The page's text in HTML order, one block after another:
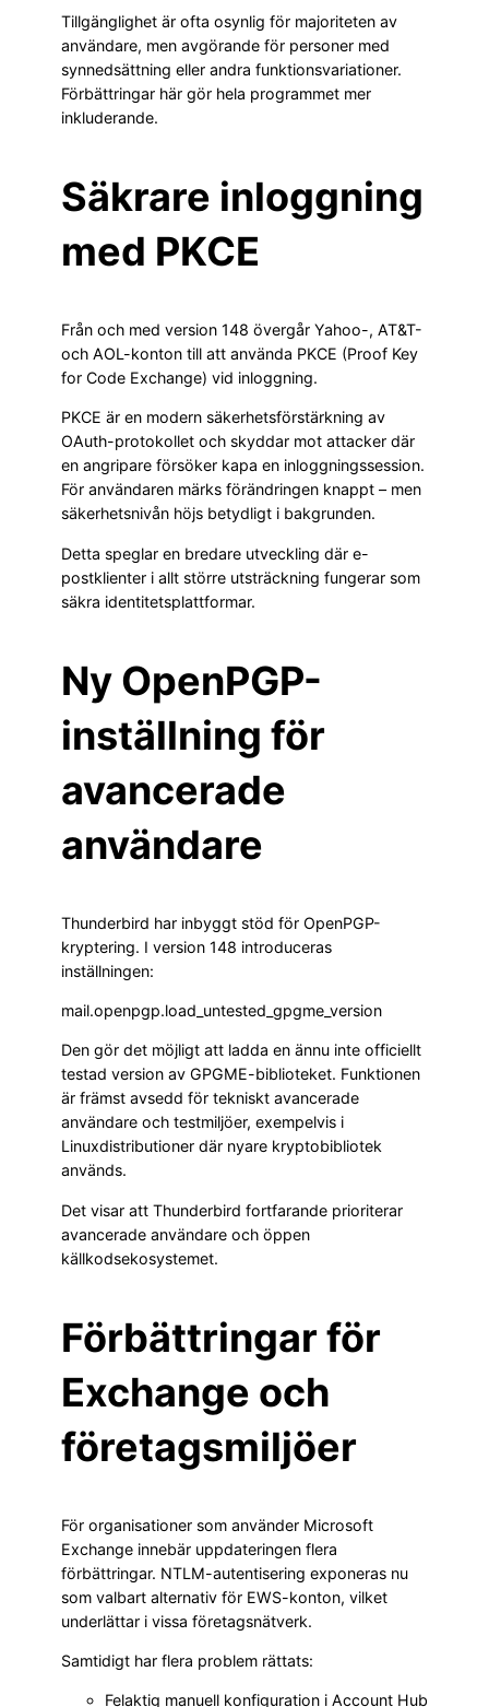
Tillgänglighet är ofta osynlig för majoriteten av
användare, men avgörande för personer med
synnedsättning eller andra funktionsvariationer.
Förbättringar här gör hela programmet mer
inkluderande.
Säkrare inloggning
med PKCE
Från och med version 148 övergår Yahoo-, AT&T-
och AOL-konton till att använda PKCE (Proof Key
for Code Exchange) vid inloggning.
PKCE är en modern säkerhetsförstärkning av
OAuth-protokollet och skyddar mot attacker där
en angripare försöker kapa en inloggningssession.
För användaren märks förändringen knappt – men
säkerhetsnivån höjs betydligt i bakgrunden.
Detta speglar en bredare utveckling där e-
postklienter i allt större utsträckning fungerar som
säkra identitetsplattformar.
Ny OpenPGP-
inställning för
avancerade
användare
Thunderbird har inbyggt stöd för OpenPGP-
kryptering. I version 148 introduceras
inställningen:
mail.openpgp.load_untested_gpgme_version
Den gör det möjligt att ladda en ännu inte officiellt
testad version av GPGME-biblioteket. Funktionen
är främst avsedd för tekniskt avancerade
användare och testmiljöer, exempelvis i
Linuxdistributioner där nyare kryptobibliotek
används.
Det visar att Thunderbird fortfarande prioriterar
avancerade användare och öppen
källkodsekosystemet.
Förbättringar för
Exchange och
företagsmiljöer
För organisationer som använder Microsoft
Exchange innebär uppdateringen flera
förbättringar. NTLM-autentisering exponeras nu
som valbart alternativ för EWS-konton, vilket
underlättar i vissa företagsnätverk.
Samtidigt har flera problem rättats:
Felaktig manuell konfiguration i Account Hub